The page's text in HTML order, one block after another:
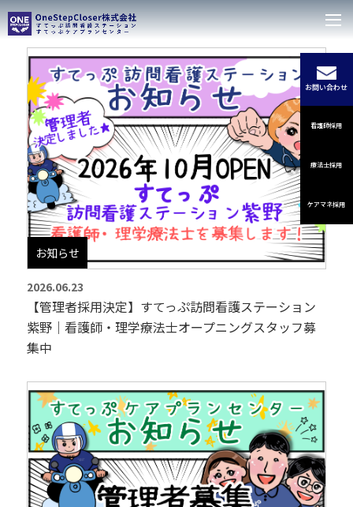
お問い合わせ
看護師採用
療法士採用
ケアマネ採用
お知らせ
2026.06.23
【管理者採用決定】すてっぷ訪問看護ステーション
紫野｜看護師・理学療法士オープニングスタッフ募
集中